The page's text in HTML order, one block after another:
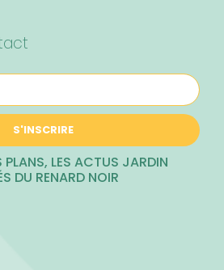
S'INSCRIRE
PLANS, LES ACTUS JARDIN
DU RENARD NOIR